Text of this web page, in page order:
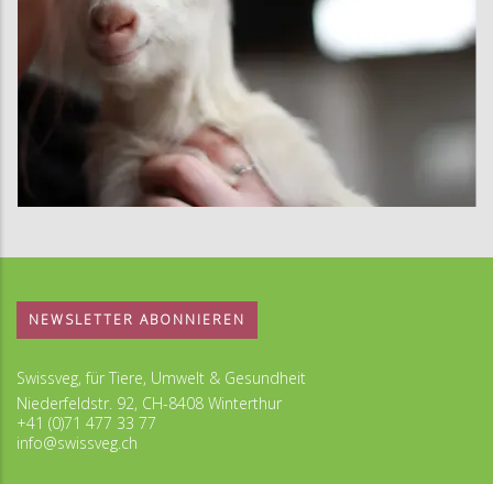
NEWSLETTER ABONNIEREN
Swissveg, für Tiere, Umwelt & Gesundheit
Niederfeldstr. 92, CH-8408 Winterthur
+41 (0)71 477 33 77
info@swissveg.ch